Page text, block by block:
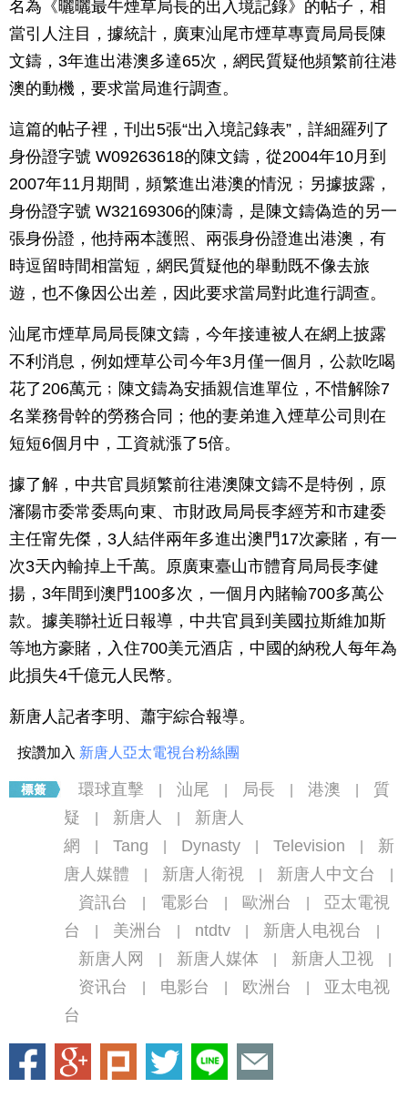
名為《曬曬最牛煙草局長的出入境記錄》的帖子，相
當引人注目，據統計，廣東汕尾市煙草專賣局局長陳
文鑄，3年進出港澳多達65次，網民質疑他頻繁前往港
澳的動機，要求當局進行調查。
這篇的帖子裡，刊出5張“出入境記錄表”，詳細羅列了
身份證字號 W09263618的陳文鑄，從2004年10月到
2007年11月期間，頻繁進出港澳的情況﹔另據披露，
身份證字號 W32169306的陳濤，是陳文鑄偽造的另一
張身份證，他持兩本護照、兩張身份證進出港澳，有
時逗留時間相當短，網民質疑他的舉動既不像去旅
遊，也不像因公出差，因此要求當局對此進行調查。
汕尾市煙草局局長陳文鑄，今年接連被人在網上披露
不利消息，例如煙草公司今年3月僅一個月，公款吃喝
花了206萬元﹔陳文鑄為安插親信進單位，不惜解除7
名業務骨幹的勞務合同；他的妻弟進入煙草公司則在
短短6個月中，工資就漲了5倍。
據了解，中共官員頻繁前往港澳陳文鑄不是特例，原
瀋陽市委常委馬向東、市財政局局長李經芳和市建委
主任甯先傑，3人結伴兩年多進出澳門17次豪賭，有一
次3天內輸掉上千萬。原廣東臺山市體育局局長李健
揚，3年間到澳門100多次，一個月內賭輸700多萬公
款。據美聯社近日報導，中共官員到美國拉斯維加斯
等地方豪賭，入住700美元酒店，中國的納稅人每年為
此損失4千億元人民幣。
新唐人記者李明、蕭宇綜合報導。
按讚加入 新唐人亞太電視台粉絲團
環球直擊 汕尾 局長 港澳
質
疑
新唐人
新唐人
網
Tang Dynasty Television
新
唐人媒體
新唐人衛視 新唐人中文台
資訊台 電影台 歐洲台
亞太電視
台
美洲台 ntdtv 新唐人电视台
新唐人网 新唐人媒体 新唐人卫视
资讯台 电影台 欧洲台
亚太电视
台